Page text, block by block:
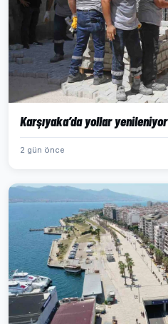
Karşıyaka’da yollar yenileniyor
2 gün önce